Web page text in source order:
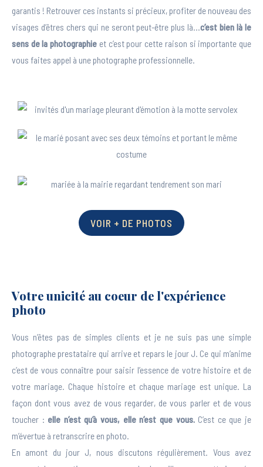
garantis ! Retrouver ces instants si précieux, profiter de nouveau des
visages d’êtres chers qui ne seront peut-être plus là…c’est bien là le
sens de la photographie et c’est pour cette raison si importante que
vous faites appel à une photographe professionnelle.
VOIR + DE PHOTOS
Votre unicité au coeur de l'expérience
photo
Vous n’êtes pas de simples clients et je ne suis pas une simple
photographe prestataire qui arrive et repars le jour J. Ce qui m’anime
c’est de vous connaître pour saisir l’essence de votre histoire et de
votre mariage. Chaque histoire et chaque mariage est unique. La
façon dont vous avez de vous regarder, de vous parler et de vous
toucher : elle n’est qu’à vous, elle n’est que vous.C’est ce que je
m’évertue à retranscrire en photo.
En amont du jour J, nous discutons régulièrement. Vous avez